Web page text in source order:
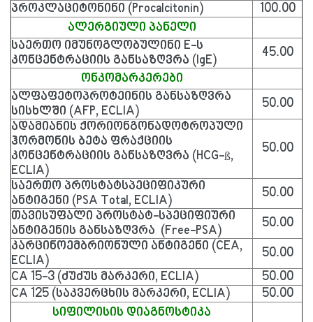
პროკლაციტონინი (Procalcitonin)
100.00
ალერგიული პანელი
საერთო იმუნოგლობულინი E-ს
კონცენტრაციის განსაზღვრა (IgE)
45.00
ონკომარკერები
ალფაფეტოპროტეინის განსაზღვრა
სისხლში (AFP, ECLIA)
50.00
ადამიანის ქორიონგონადოტროპული
ჰორმონის ბეტა ფრაქციის
კონცენტრაციის განსაზღვრა (HCG-ß,
ECLIA)
50.00
საერთო პროსტატსპეციფიკური
ანტიგენი (PSA Total, ECLIA)
50.00
თავისუფალი პროსტატ-სპეციფიური
ანტიგენის განსაზღვრა (Free-PSA)
50.00
კარცინოემბრიონული ანტიგენი (CEA,
ECLIA)
50.00
CA 15-3 (ძუძუს მარკერი, ECLIA)
50.00
CA 125 (საკვერცხის მარკერი, ECLIA)
50.00
სიფილისის დიაგნოსტიკა